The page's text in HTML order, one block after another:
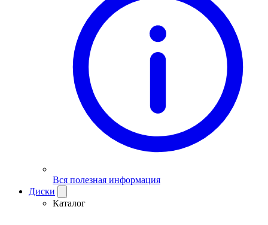
Вся полезная информация
Диски
Каталог